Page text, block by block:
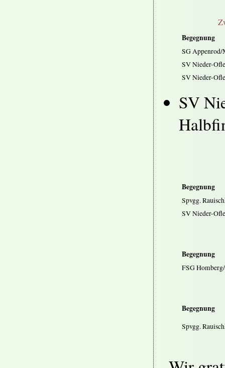
Begegnung
SG Appenrod/
SV Nieder-
SV Nieder-
SV
Begegnung
Spvgg.
SV Nieder-
Begegnung
FSG
Begegnung
Spvgg.